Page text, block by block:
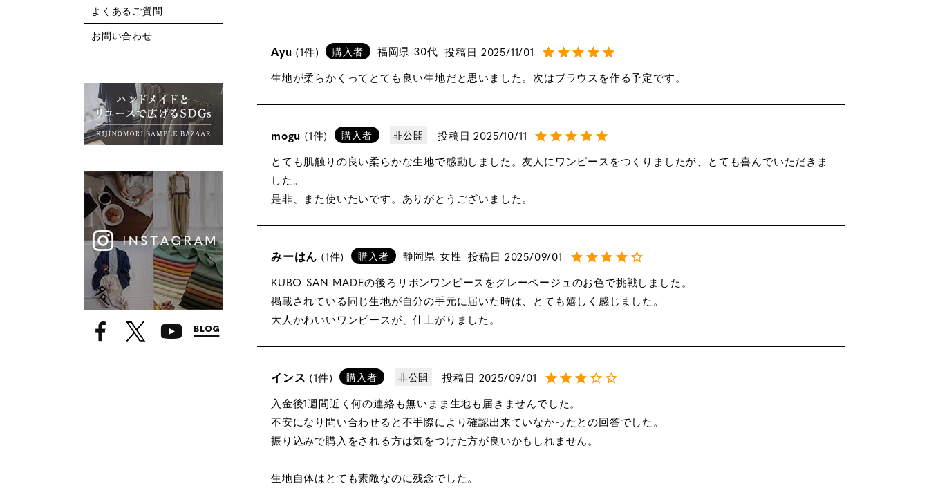
Ayu 1 購入者 福岡県 30代 投稿日 2025/11/01
生地が柔らかくってとても良い生地だと思いました。次はブラウスを作る予定です。
mogu 1 購入者 非公開 投稿日 2025/10/11
とても肌触りの良い柔らかな生地で感動しました。友人にワンピースをつくりましたが、とても喜んでいただきま
した。
是非、また使いたいです。ありがとうございました。
みーはん 1 購入者 静岡県 女性 投稿日 2025/09/01
KUBO SAN MADEの後ろリボンワンピースをグレーベージュのお色で挑戦しました。
掲載されている同じ生地が自分の手元に届いた時は、とても嬉しく感じました。
インス 1 購入者 非公開 投稿日 2025/09/01
入金後1週間近く何の連絡も無いまま生地も届きませんでした。
不安になり問い合わせると不手際により確認出来ていなかったとの回答でした。
振り込みで購入をされる方は気をつけた方が良いかもしれません。
生地自体はとても素敵なのに残念でした。
よくあるご質問
お問い合わせ